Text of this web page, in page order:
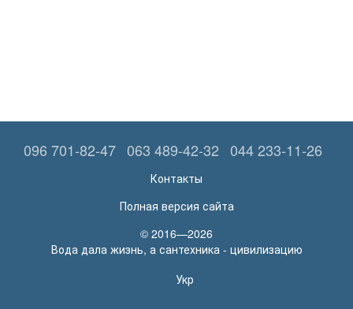
096 701-82-47 063 489-42-32 044 233-11-26
Контакты
Полная версия сайта
© 2016—2026
Вода дала жизнь, а сантехника - цивилизацию
Укр